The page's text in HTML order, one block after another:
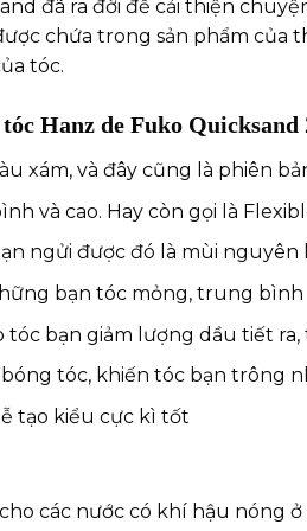
đã ra đời để cải thiện
chứa trong sản phẩm của
tóc.
Hanz de Fuko Quicksand
xám, và đây cũng là phiên
và cao. Hay còn gọi là
ngửi được đó là mùi nguyên
bạn tóc mỏng, trung bình
bạn giảm lượng dầu tiết ra,
tóc, khiến tóc bạn trông
tạo kiểu cực kì tốt
các nước có khí hậu nóng